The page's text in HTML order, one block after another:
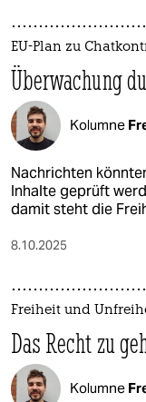
EU-Plan zu
Überwachung
Kolumne
Nachrichten
Inhalte geprüft
damit steht die
8.10.2025
Freiheit und
Das Recht zu
Kolumne